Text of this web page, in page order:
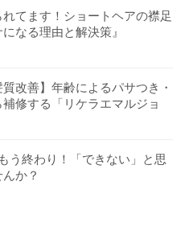
れてます！ショートヘアの襟足
なる理由と解決策』
質改善】年齢によるパサつき・
修する「リケラエマルジョ
う終わり！「できない」と思
か？